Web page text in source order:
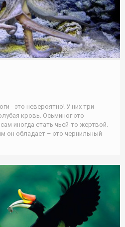
- это невероятно! У них три
кровь. Осьминог это
иногда стать чьей-то жертвой.
он обладает – это чернильный